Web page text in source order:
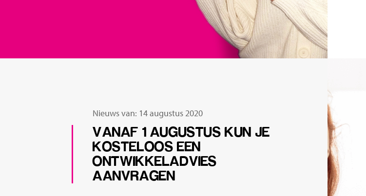
Nieuws van: 14 augustus 2020
VANAF 1 AUGUSTUS KUN JE
KOSTELOOS EEN
ONTWIKKELADVIES
AANVRAGEN